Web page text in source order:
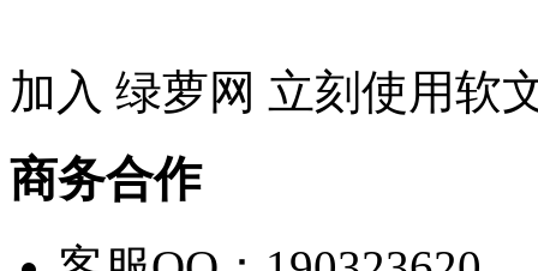
加入 绿萝网 立刻使用软
商务合作